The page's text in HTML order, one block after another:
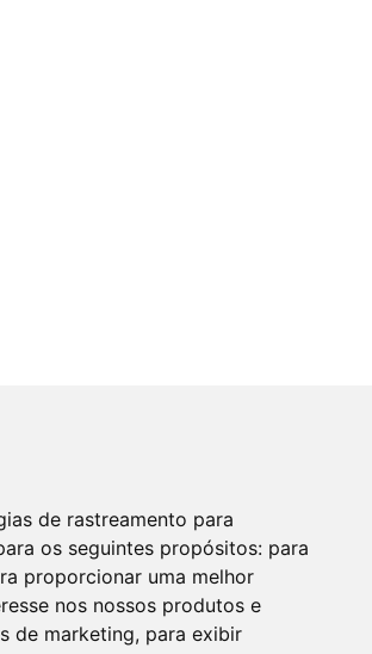
de rastreamento para
os seguintes propósitos: para
proporcionar uma melhor
nos nossos produtos e
de marketing, para exibir